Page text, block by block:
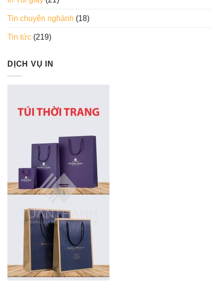
Tin chuyên nghành (18)
Tin tức (219)
DỊCH VỤ IN